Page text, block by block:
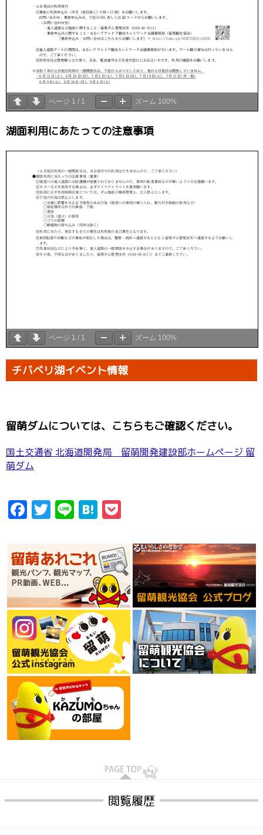
ページ 1 / 1 ズーム 100%
湖面利用にあたっての注意事項
ページ 1 / 1 ズーム 100%
チバベリ湖イベント情報
留萌ダムについては、こちらもご確認ください。
国土交通省 北海道開発局 留萌開発建設部ホームページ 留
萌ダム
Facebook
Twitter
LineHatena
閲覧履歴